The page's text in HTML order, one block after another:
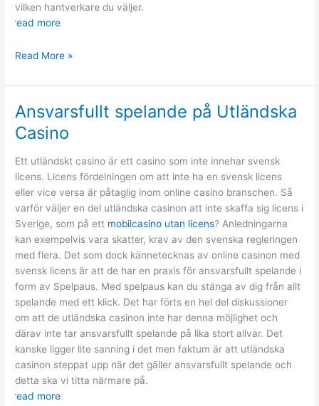
vilken hantverkare du väljer.
read more
Att
en
Read More »
Ansvarsfullt spelande på Utländska
Casino
Ett utländskt casino är ett casino som inte innehar svensk
licens. Licens fördelningen om att inte ha en svensk licens
eller vice versa är påtaglig inom online casino branschen. Så
varför väljer en del utländska casinon att inte skaffa sig licens i
Sverige, som på ett mobilcasino utan licens? Anledningarna
kan exempelvis vara skatter, krav av den svenska regleringen
med flera. Det som dock kännetecknas av online casinon med
svensk licens är att de har en praxis för ansvarsfullt spelande i
form av Spelpaus. Med spelpaus kan du stänga av dig från allt
spelande med ett klick. Det har förts en hel del diskussioner
om att de utländska casinon inte har denna möjlighet och
därav inte tar ansvarsfullt spelande på lika stort allvar. Det
kanske ligger lite sanning i det men faktum är att utländska
casinon steppat upp när det gäller ansvarsfullt spelande och
detta ska vi titta närmare på.
read more